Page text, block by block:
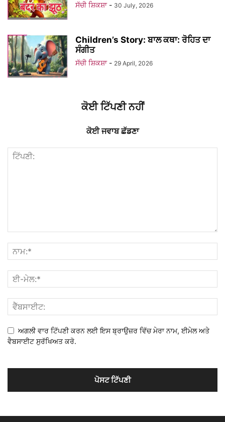
ਸੱਚੀ ਸ਼ਿਕਸ਼ਾ - 30 July, 2026
Children’s Story: ਬਾਲ ਕਥਾ: ਰੋਹਿਤ ਦਾ
ਸੰਗੀਤ
ਸੱਚੀ ਸ਼ਿਕਸ਼ਾ - 29 April, 2026
ਕੋਈ ਟਿੱਪਣੀ ਨਹੀਂ
ਕੋਈ ਜਵਾਬ ਛੱਡਣਾ
ਅਗਲੀ ਵਾਰ ਟਿੱਪਣੀ ਕਰਨ ਲਈ ਇਸ ਬ੍ਰਾਉਜ਼ਰ ਵਿੱਚ ਮੇਰਾ ਨਾਮ, ਈਮੇਲ ਅਤੇ
ਵੈਬਸਾਈਟ ਸੁਰੱਖਿਅਤ ਕਰੋ.